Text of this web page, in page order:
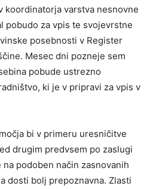
koordinatorja varstva nesnovne
pobudo za vpis te svojevrstne
posebnosti v Register
Mesec dni pozneje sem
pobude ustrezno
ki je v pripravi za vpis v
bi v primeru uresničitve
drugim predvsem po zaslugi
podoben način zasnovanih
dosti bolj prepoznavna. Zlasti